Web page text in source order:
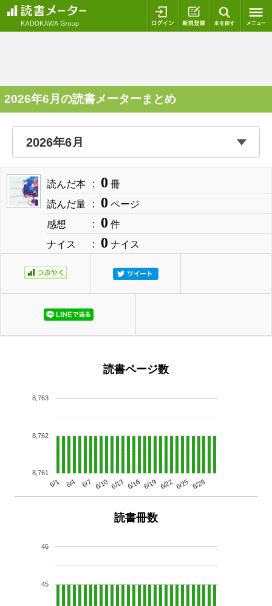
ログイン 新規登録
2026年6月の読書メーターまとめ
読んだ本 0 冊
読んだ量
0 ページ
感想
0 件
ナイス
0 ナイス
読書ページ数
6/1 6/4 6/7 6/10 6/13 6/16 6/19 6/22 6/25 6/28
8,761
8,762
8,763
読書冊数
45
46